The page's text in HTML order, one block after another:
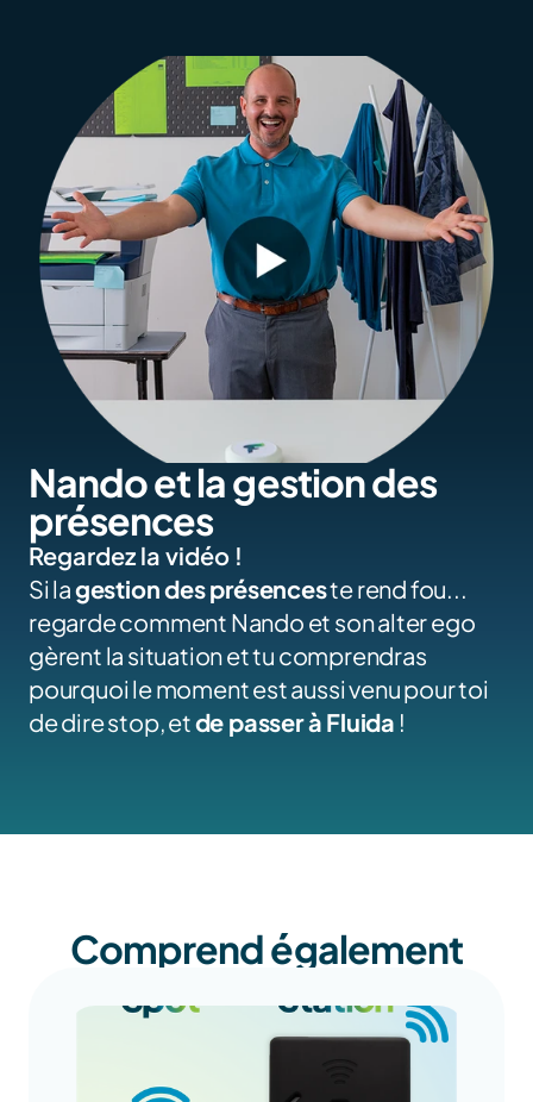
Nando et la gestion des
présences
Regardez la vidéo !
Si la gestion des présences te rend fou...
regarde comment Nando et son alter ego
gèrent la situation et tu comprendras
pourquoi le moment est aussi venu pour toi
de dire stop, et de passer à Fluida !
Comprend également